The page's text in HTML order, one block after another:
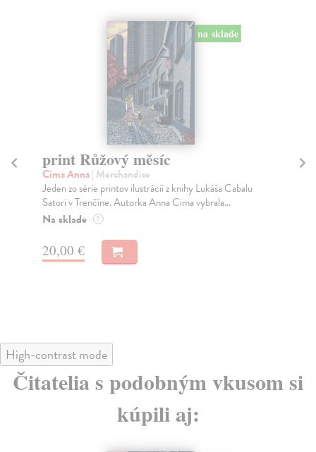
na sklade
print Růžový měsíc
Cima Anna| Merchandise
Jeden zo série printov ilustrácií z knihy Lukáša Cabalu
Satori v Trenčíne. Autorka Anna Cima vybrala...
Na sklade ?
20,00 €
High-contrast mode
Čitatelia s podobným vkusom si
kúpili aj: